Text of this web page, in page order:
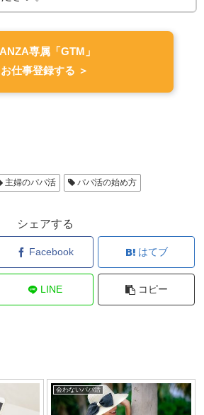
専属「GTM」
お仕事登録する ＞
主婦のパパ活 パパ活の始め方
シェアする
Facebook はてブ
LINE コピー
会わないパパ活